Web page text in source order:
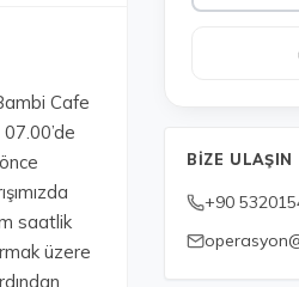
Cafe
saatlik
üzere
BIZE ULAŞIN
+90